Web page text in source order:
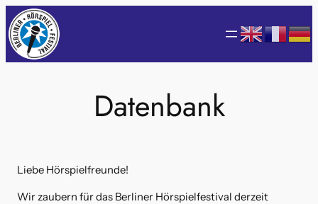
Zum
Inhalt
springen
Datenbank
Liebe Hörspielfreunde!
Wir zaubern für das Berliner Hörspielfestival derzeit